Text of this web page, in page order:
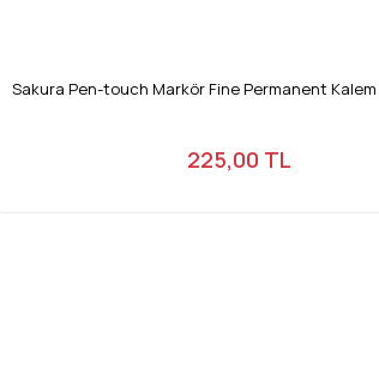
Sakura Pen-touch Markör Fine Permanent Kalem
225,00 TL